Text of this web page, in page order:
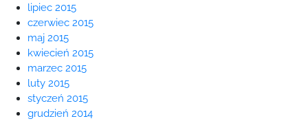
lipiec 2015
czerwiec 2015
maj 2015
kwiecień 2015
marzec 2015
luty 2015
styczeń 2015
grudzień 2014